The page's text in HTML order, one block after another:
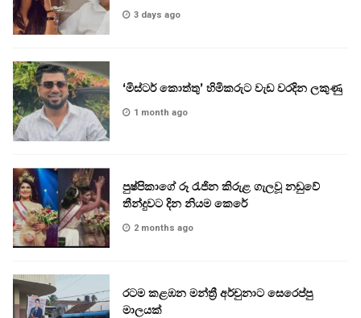
3 days ago
‘මිස්ටර් කොත්තු’ හිමිකරුට වැඩ වරදින ලකුණු
1 month ago
පුෂ්පිකාගේ රූ රැජින කිරුළ ගැලවූ නඩුවේ
තීන්දුවට දින නියම කෙරේ
2 months ago
රටම කළඹන මන්ත්‍රී අර්චුනාට සෙරෙප්පු
මාලයක්